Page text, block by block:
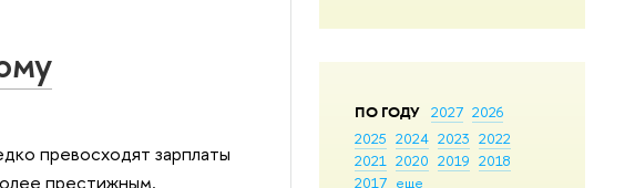
ПО ГОДУ 2027 2026
2025 2024 2023 2022
2021 2020 2019 2018
2017 еще
превосходят зарплаты
престижным.